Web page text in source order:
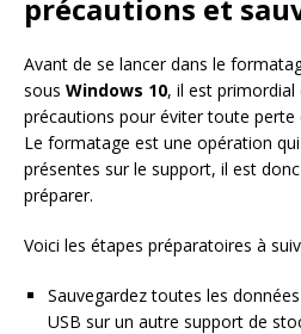
précautions et
Avant de se lancer dans le
sous Windows 10, il est primordial
précautions pour éviter toute perte
Le formatage est une opération
présentes sur le support, il est
préparer.
Voici les étapes préparatoires à
Sauvegardez toutes les
USB sur un autre support de